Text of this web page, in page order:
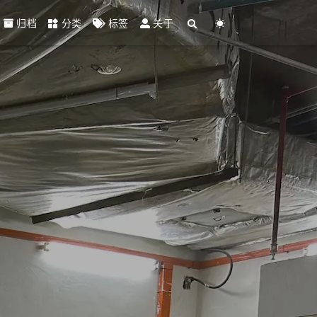
归档 分类 标签 关于